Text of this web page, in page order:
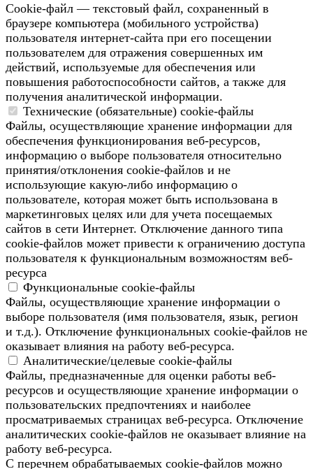
Сookie-файл — текстовый файл, сохраненный в
браузере компьютера (мобильного устройства)
пользователя интернет-сайта при его посещении
пользователем для отражения совершенных им
действий, используемые для обеспечения или
повышения работоспособности сайтов, а также для
получения аналитической информации.
Технические (обязательные) cookie-файлы
Файлы, осуществляющие хранение информации для
обеспечения функционирования веб-ресурсов,
информацию о выборе пользователя относительно
принятия/отклонения cookie-файлов и не
использующие какую-либо информацию о
пользователе, которая может быть использована в
маркетинговых целях или для учета посещаемых
сайтов в сети Интернет. Отключение данного типа
cookie-файлов может привести к ограничению доступа
пользователя к функциональным возможностям веб-
ресурса
Функциональные cookie-файлы
Файлы, осуществляющие хранение информации о
выборе пользователя (имя пользователя, язык, регион
и т.д.). Отключение функциональных cookie-файлов не
оказывает влияния на работу веб-ресурса.
Аналитические/целевые cookie-файлы
Файлы, предназначенные для оценки работы веб-
ресурсов и осуществляющие хранение информации о
пользовательских предпочтениях и наиболее
просматриваемых страницах веб-ресурса. Отключение
аналитических cookie-файлов не оказывает влияние на
работу веб-ресурса.
С перечнем обрабатываемых cookie-файлов можно